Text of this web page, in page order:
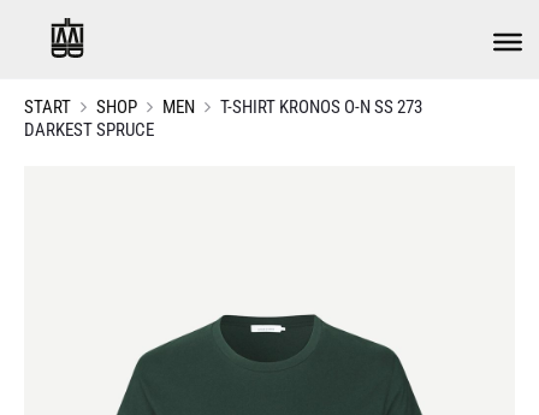
START SHOP MEN
T-SHIRT KRONOS O-N SS 273
DARKEST SPRUCE